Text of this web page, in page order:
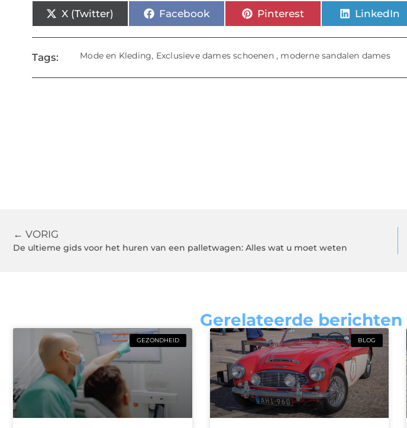
X (Twitter) Facebook Pinterest LinkedIn
Tags: Mode en Kleding, Exclusieve dames schoenen, moderne sandalen dames
← VORIG
De ultieme gids voor het huren van een palletwagen: Alles wat u moet weten
Gerelateerde berichten
GEZONDHEID BLOG